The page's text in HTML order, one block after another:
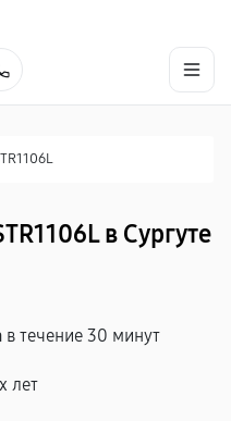
в Сургуте
в течение 30 минут
лет